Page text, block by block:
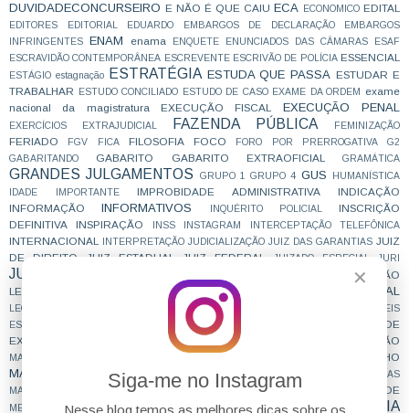
✕
Siga-me no Instagram
Nesse blog temos as melhores dicas sobre os
DUVIDADECONCURSEIRO E NÃO É QUE CAIU ECA ECONOMICO EDITAL
EDITORES EDITORIAL EDUARDO EMBARGOS DE DECLARAÇÃO
EMBARGOS
INFRINGENTES
ENAM enama ENQUETE ENUNCIADOS DAS CÂMARAS
ESAF
ESCRAVIDÃO CONTEMPORÂNEA ESCREVENTE ESCRIVÃO DE POLÍCIA ESSENCIAL
ESTÁGIO estagnação ESTRATÉGIA ESTUDA QUE PASSA ESTUDAR E
TRABALHAR
ESTUDO CONCILIADO ESTUDO DE CASO EXAME DA ORDEM
exame
nacional da magistratura
EXECUÇÃO FISCAL EXECUÇÃO PENAL
EXERCÍCIOS EXTRAJUDICIAL FAZENDA PÚBLICA FEMINIZAÇÃO
FERIADO FGV FICA FILOSOFIA FOCO FORO POR PRERROGATIVA
G2
GABARITANDO
GABARITO GABARITO EXTRAOFICIAL GRAMÁTICA
GRANDES JULGAMENTOS GRUPO 1 GRUPO 4 GUS
HUMANÍSTICA
IDADE
IMPORTANTE IMPROBIDADE ADMINISTRATIVA
INDICAÇÃO
INFORMAÇÃO
INFORMATIVOS INQUÉRITO POLICIAL
INSCRIÇÃO
DEFINITIVA
INSPIRAÇÃO INSS INSTAGRAM INTERCEPTAÇÃO TELEFÔNICA
INTERNACIONAL INTERPRETAÇÃO JUDICIALIZAÇÃO JUIZ DAS GARANTIAS JUIZ
DE DIREITO
JUIZ ESTADUAL JUIZ FEDERAL JUIZADO ESPECIAL JURI
JURISPRUDENCIA
LEGISLAÇÃO
LEGISLAÇÃO INTERNACIONAL
LEGISLAÇÃO PENAL ESPECIAL
LEGITIMIDADE LEI DE ORGANIZAÇÕES CRIMINOSAS
LEIS
ESQUEMATIZADAS
LEIS SISTEMATIZADAS
LIBERDADE DE
EXPRESSÃO
LÍNGUA PORTUGUESA LISTA SUJA LOTAÇÃO
MACETE MAGISTRATURA DO TRABALHO
MAGISTRATURA ESTADUAL MAGISTRATURA FEDERAL
MAIS LIDAS
MAMÃES
MATERIAL MATERIAL GRATUITO MEDICINA LEGAL MENTALIDADE
MERCADO DE TRABALHO MESTRADO MÉTODO METODOLOGIA